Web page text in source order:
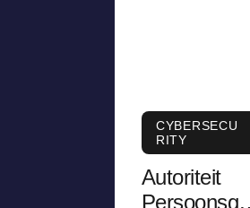
CYBERSECU
RITY
Autoriteit
Persoonsge